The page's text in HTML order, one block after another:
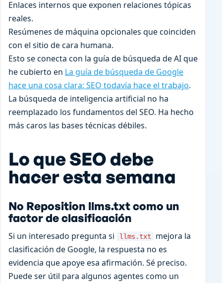
Enlaces internos que exponen relaciones tópicas
reales.
Resúmenes de máquina opcionales que coinciden
con el sitio de cara humana.
Esto se conecta con la guía de búsqueda de AI que
he cubierto en La guía de búsqueda de Google
hace una cosa clara: SEO todavía hace el trabajo.
La búsqueda de inteligencia artificial no ha
reemplazado los fundamentos del SEO. Ha hecho
más caros las bases técnicas débiles.
Lo que SEO debe
hacer esta semana
No Reposition llms.txt como un
factor de clasificación
Si un interesado pregunta si llms.txt
mejora la
clasificación de Google, la respuesta no es
evidencia que apoye esa afirmación. Sé preciso.
Puede ser útil para algunos agentes como un